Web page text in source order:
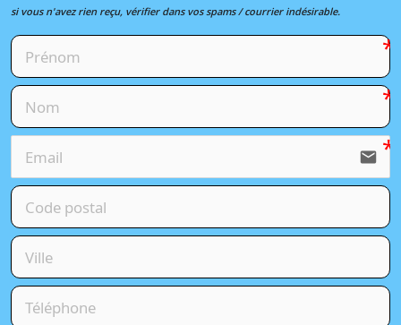
si vous n'avez rien reçu, vérifier dans vos spams / courrier indésirable.
email